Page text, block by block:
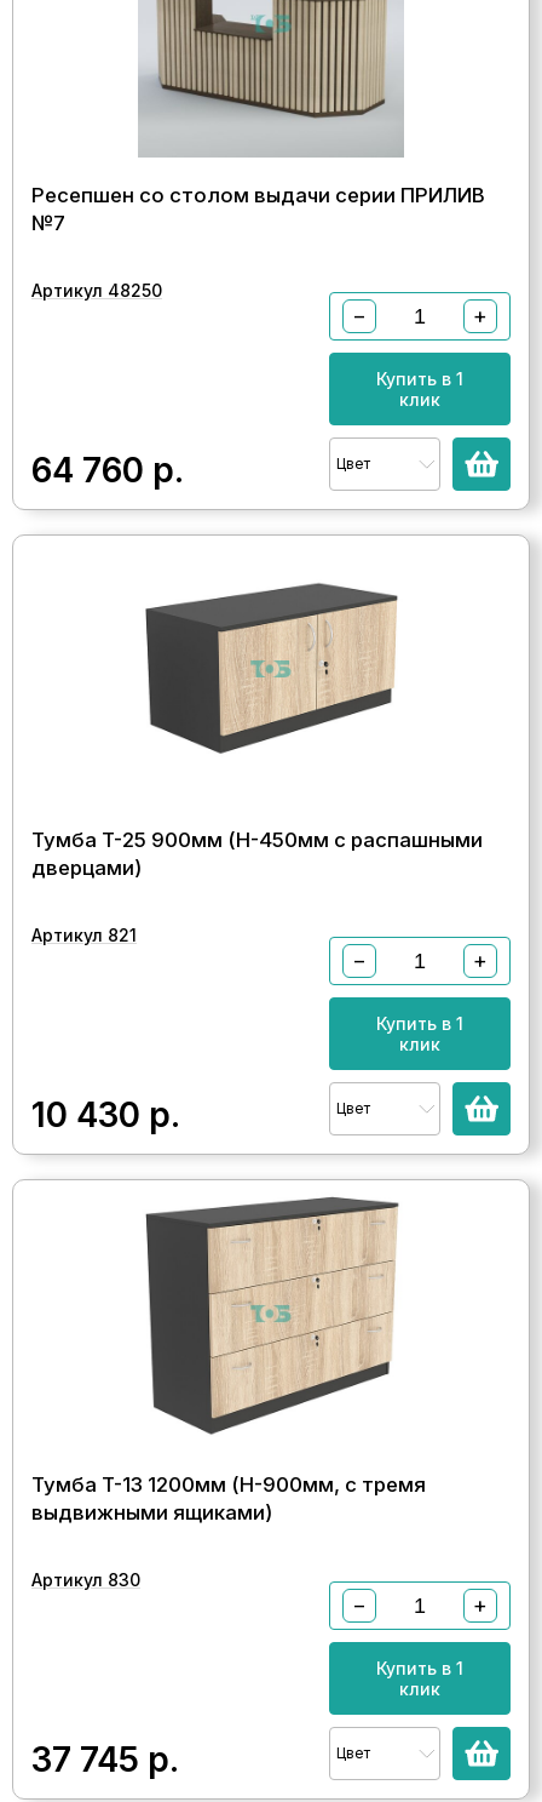
Ресепшен со столом выдачи серии ПРИЛИВ
№7
Артикул 48250
64 760 р.
− +
Купить в 1
клик
Цвет
Тумба T-25 900мм (H-450мм c распашными
дверцами)
Артикул 821
10 430 р.
− +
Купить в 1
клик
Цвет
Тумба T-13 1200мм (H-900мм, с тремя
выдвижными ящиками)
Артикул 830
37 745 р.
− +
Купить в 1
клик
Цвет